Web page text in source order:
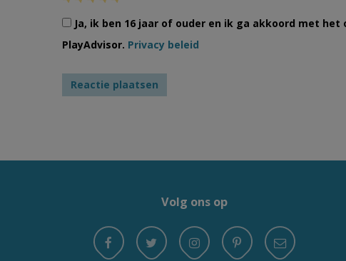
Ja, ik ben 16 jaar of ouder en ik ga akkoord met
PlayAdvisor. Privacy beleid
Volg ons op